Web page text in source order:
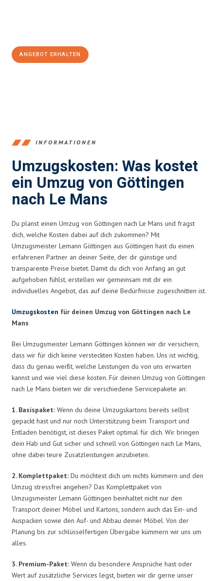
ANGEBOT ERHALTEN
INFORMATIONEN
Umzugskosten: Was kostet
ein Umzug von Göttingen
nach Le Mans
Du planst einen Umzug von Göttingen nach Le Mans und fragst
dich, welche Kosten dabei auf dich zukommen? Mit
Umzugsmeister Lemann Göttingen aus Göttingen hast du einen
erfahrenen Partner an deiner Seite, der dir günstige und
transparente Preise bietet. Damit du dich von Anfang an gut
aufgehoben fühlst, erstellen wir gemeinsam mit dir ein
individuelles Angebot, das auf deine Bedürfnisse zugeschnitten ist.
Umzugskosten für deinen Umzug von Göttingen nach Le
Mans
Bei Umzugsmeister Lemann Göttingen können wir dir versichern,
dass wir für dich keine versteckten Kosten haben. Uns ist wichtig,
dass du genau weißt, welche Leistungen du von uns erwarten
kannst und wie viel diese kosten. Für deinen Umzug von Göttingen
nach Le Mans bieten wir dir verschiedene Servicepakete an:
1. Basispaket: Wenn du deine Umzugskartons bereits selbst
gepackt hast und nur noch Unterstützung beim Transport und
Entladen benötigst, ist dieses Paket optimal für dich. Wir bringen
dein Hab und Gut sicher und schnell von Göttingen nach Le Mans,
ohne dabei teure Zusatzleistungen anzubieten.
2. Komplettpaket: Du möchtest dich um nichts kümmern und den
Umzug stressfrei angehen? Das Komplettpaket von
Umzugsmeister Lemann Göttingen beinhaltet nicht nur den
Transport deiner Möbel und Kartons, sondern auch das Ein- und
Auspacken sowie den Auf- und Abbau deiner Möbel. Von der
Planung bis zur schlüsselfertigen Übergabe kümmern wir uns um
alles.
3. Premium-Paket: Wenn du besondere Ansprüche hast oder
Wert auf zusätzliche Services legst, bieten wir dir gerne unser